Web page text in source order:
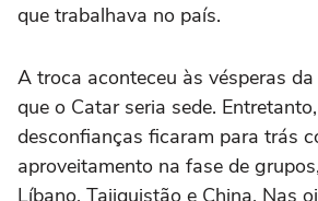
que trabalhava no país.
A troca aconteceu às vésperas
que o Catar seria sede.
desconfianças ficaram para trás
aproveitamento na fase de
Líbano, Tajiquistão e China. Nas